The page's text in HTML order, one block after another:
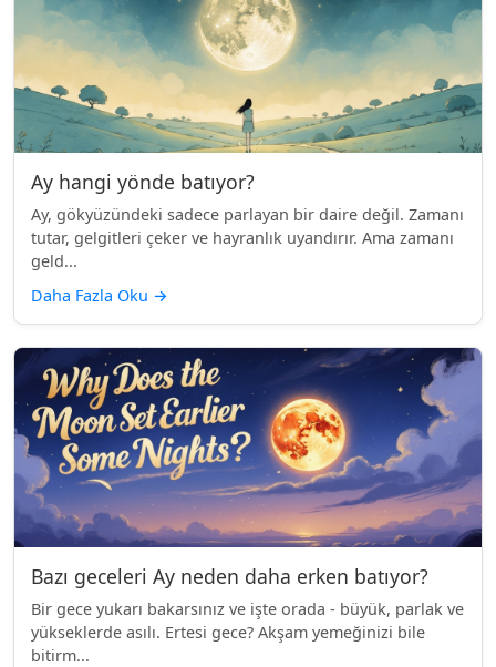
Ay hangi yönde batıyor?
Ay, gökyüzündeki sadece parlayan bir daire değil. Zamanı
tutar, gelgitleri çeker ve hayranlık uyandırır. Ama zamanı
geld...
Daha Fazla Oku →
Bazı geceleri Ay neden daha erken batıyor?
Bir gece yukarı bakarsınız ve işte orada - büyük, parlak ve
yükseklerde asılı. Ertesi gece? Akşam yemeğinizi bile
bitirm...